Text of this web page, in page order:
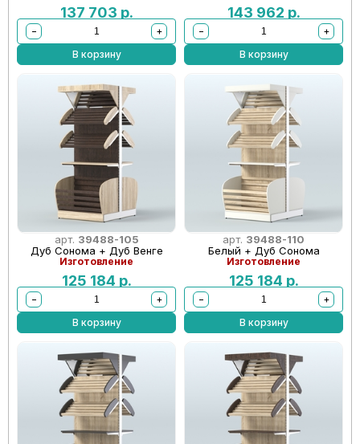
137 703 р.
−
+
В корзину
143 962 р.
−
+
В корзину
арт. 39488-105
Дуб Сонома + Дуб Венге
Изготовление
125 184 р.
−
+
В корзину
арт. 39488-110
Белый + Дуб Сонома
Изготовление
125 184 р.
−
+
В корзину